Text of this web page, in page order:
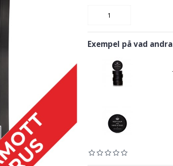
Exempel på vad